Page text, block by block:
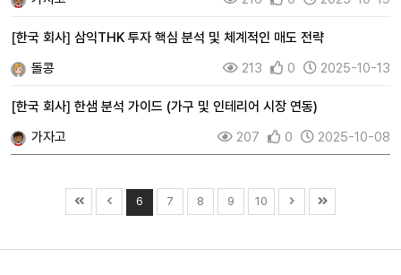
[한국 회사] 삼익THK 투자 핵심 분석 및 체계적인 매도 전략
돌콩
213 0 2025-10-13
[한국 회사] 한샘 분석 가이드 (가구 및 인테리어 시장 연동)
가자고
207 0 2025-10-08
6 7 8 9 10